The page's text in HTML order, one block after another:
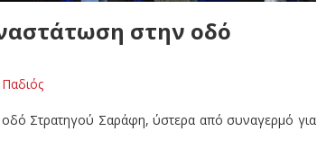
στην οδό
οδό Στρατηγού Σαράφη, ύστερα από συναγερμό για